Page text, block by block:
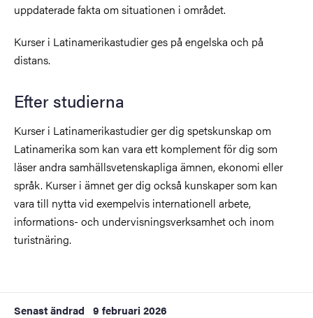
uppdaterade fakta om situationen i området.
Kurser i Latinamerikastudier ges på engelska och på
distans.
Efter studierna
Kurser i Latinamerikastudier ger dig spetskunskap om
Latinamerika som kan vara ett komplement för dig som
läser andra samhällsvetenskapliga ämnen, ekonomi eller
språk. Kurser i ämnet ger dig också kunskaper som kan
vara till nytta vid exempelvis internationell arbete,
informations- och undervisningsverksamhet och inom
turistnäring.
Senast ändrad 9 februari 2026